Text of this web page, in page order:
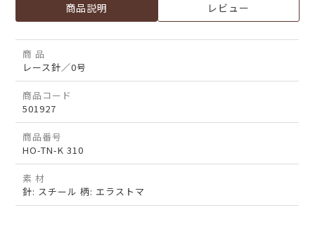
商品説明 レビュー
商 品
レース針／0号
商品コード
501927
商品番号
HO-TN-K 310
素 材
針: スチール 柄: エラストマ